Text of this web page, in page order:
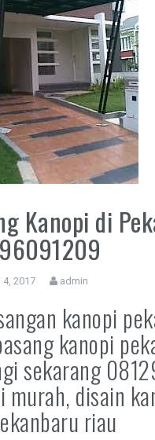
Kanopi di
4, 2017 admin
kanopi
kanopi
sekarang
murah, disain
riau